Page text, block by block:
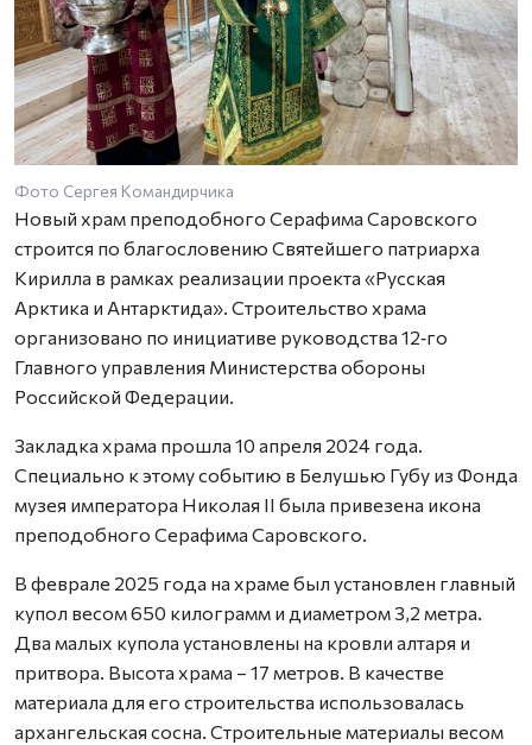
Фото Сергея Командирчика
Новый храм преподобного Серафима Саровского
строится по благословению Святейшего патриарха
Кирилла в рамках реализации проекта «Русская
Арктика и Антарктида». Строительство храма
организовано по инициативе руководства 12‑го
Главного управления Министерства обороны
Российской Федерации.
Закладка храма прошла 10 апреля 2024 года.
Специально к этому событию в Белушью Губу из Фонда
музея императора Николая II была привезена икона
преподобного Серафима Саровского.
В феврале 2025 года на храме был установлен главный
купол весом 650 килограмм и диаметром 3,2 метра.
Два малых купола установлены на кровли алтаря и
притвора. Высота храма – 17 метров. В качестве
материала для его строительства использовалась
архангельская сосна. Строительные материалы весом